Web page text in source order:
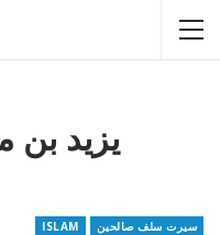
یزید بن
ISLAM سیرت سلف صالحین